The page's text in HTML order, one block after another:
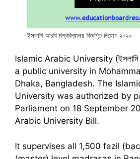
ইসলামি আরবি বিশ্ববিদ্যালয় বিজ্ঞপ্তি নিয়োগ ২০২০
Islamic Arabic University (ইসলামি
a public university in
Dhaka, Bangladesh. The
University was authorized by
Parliament on 18 September
Arabic University Bill.
It supervises all 1,500 fazil